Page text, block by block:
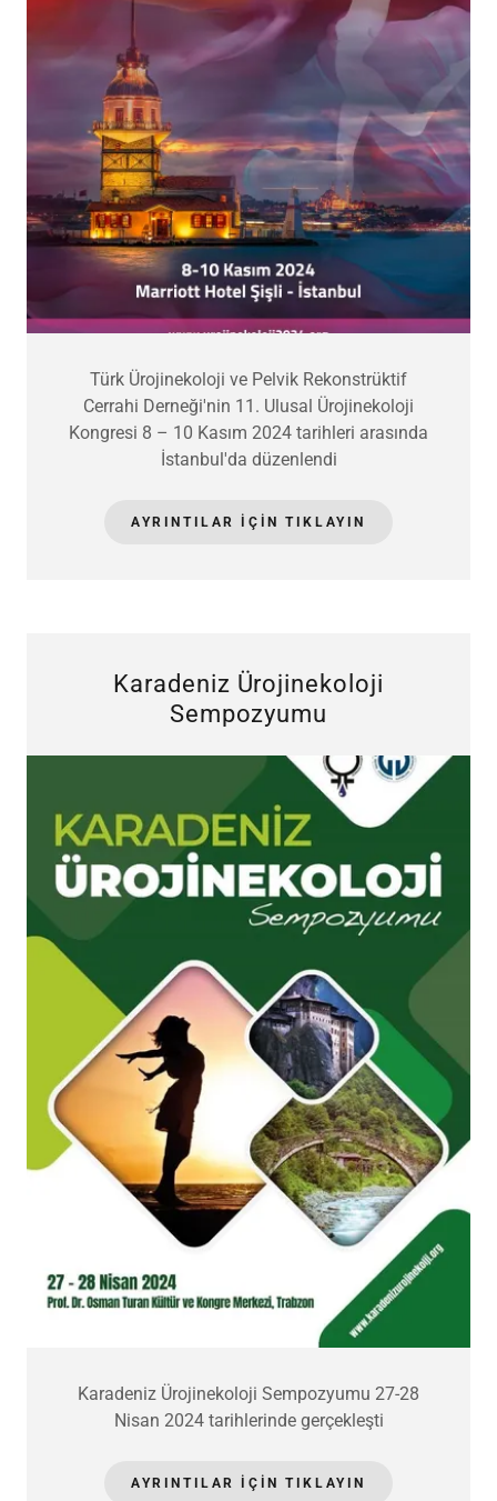
Türk Ürojinekoloji ve Pelvik Rekonstrüktif
Cerrahi Derneği'nin 11. Ulusal Ürojinekoloji
Kongresi 8 – 10 Kasım 2024 tarihleri arasında
İstanbul'da düzenlendi
AYRINTILAR IÇIN TIKLAYIN
Karadeniz Ürojinekoloji
Sempozyumu
Karadeniz Ürojinekoloji Sempozyumu 27-28
Nisan 2024 tarihlerinde gerçekleşti
AYRINTILAR IÇIN TIKLAYIN